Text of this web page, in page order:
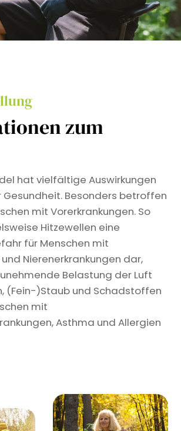
zum
hat vielfältige Auswirkungen
Gesundheit. Besonders betroffen
mit Vorerkrankungen. So
Hitzewellen eine
für Menschen mit
Nierenerkrankungen dar,
Belastung der Luft
(Fein-)Staub und Schadstoffen
mit
Asthma und Allergien